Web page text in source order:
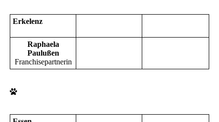
Erkelenz
Raphaela
Paulußen
Franchisepartnerin